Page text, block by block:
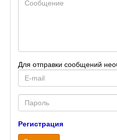
Для отправки сообщений
E-
mail
Password
Регистрация